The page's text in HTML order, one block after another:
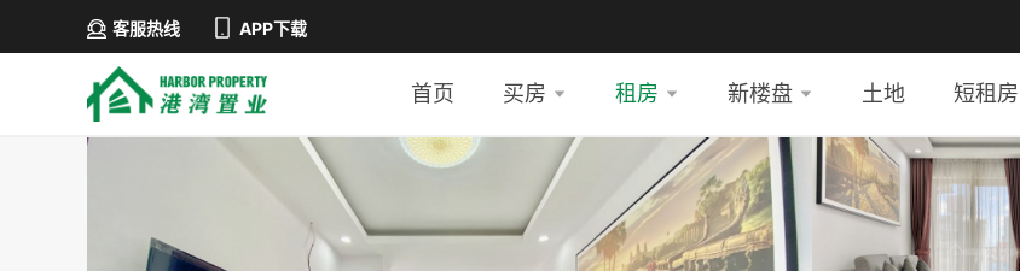
客服热线 APP下载
首页 买房 租房 新楼盘 土地 短租房